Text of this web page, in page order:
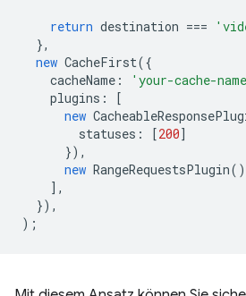
return destination ===
},
new CacheFirst({
cacheName : 'your-cache-
plugins :
[
new
statuses : [200]
}),
new RangeRequestsPlugin
],
}),
);